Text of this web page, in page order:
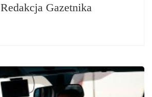
Redakcja Gazetnika